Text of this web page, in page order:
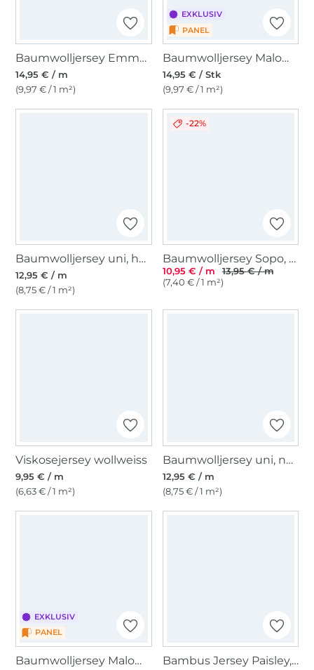
Baumwolljersey Emma gestreift, braun
14,95 € / m
(9,97 € / 1 m²)
EXKLUSIV
PANEL
Baumwolljersey Malomi Panel Schmetterlingsschwarm, 150 x 100 cm
14,95 € / Stk
(9,97 € / 1 m²)
Baumwolljersey uni, hellblau
12,95 € / m
(8,75 € / 1 m²)
-22%
Baumwolljersey Sopo, beige
10,95 € / m
13,95 € / m
(7,40 € / 1 m²)
Viskosejersey wollweiss
9,95 € / m
(6,63 € / 1 m²)
Baumwolljersey uni, nachtblau
12,95 € / m
(8,75 € / 1 m²)
EXKLUSIV
PANEL
Baumwolljersey Malomi Panel Fröhliche Schmetterlinge, dunkelblau 145 x 80cm Bambus Jersey Paisley, royalblau